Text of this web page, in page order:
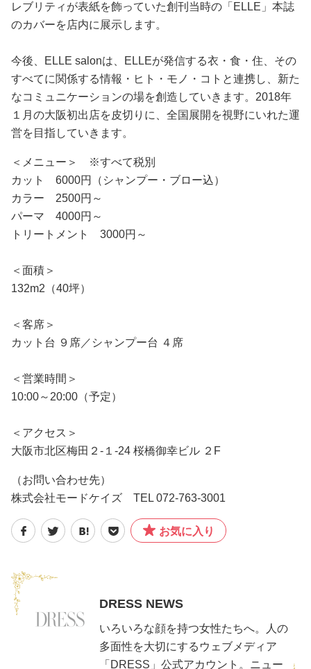
レブリティが表紙を飾っていた創刊当時の「ELLE」本誌
のカバーを店内に展示します。
今後、ELLE salonは、ELLEが発信する衣・食・住、その
すべてに関係する情報・ヒト・モノ・コトと連携し、新た
なコミュニケーションの場を創造していきます。2018年
１月の大阪初出店を皮切りに、全国展開を視野にいれた運
営を目指していきます。
＜メニュー＞ ※すべて税別
カット 6000円（シャンプー・ブロー込）
カラー 2500円～
パーマ 4000円～
トリートメント 3000円～
＜面積＞
132m2（40坪）
＜客席＞
カット台 ９席／シャンプー台 ４席
＜営業時間＞
10:00～20:00（予定）
＜アクセス＞
大阪市北区梅田２-１-24 桜橋御幸ビル ２F
（お問い合わせ先）
株式会社モードケイズ TEL 072-763-3001
お気に入り
DRESS NEWS
いろいろな顔を持つ女性たちへ。人の
多面性を大切にするウェブメディア
「DRESS」公式アカウント。ニュー